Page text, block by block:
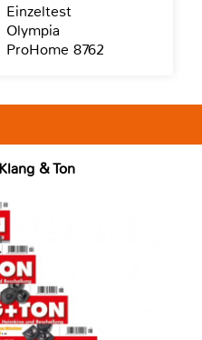
& Ton
Einzeltest
Olympia
ProHome 8762